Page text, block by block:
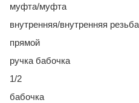
муфта/муфта
внутренняя/внутренняя резьба
прямой
ручка бабочка
1/2
бабочка